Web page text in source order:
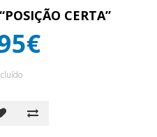
CERTA”